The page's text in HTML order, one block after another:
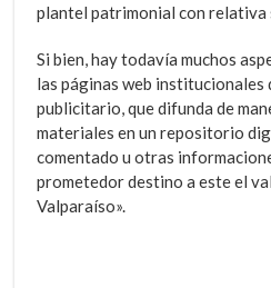
plantel patrimonial con
Si bien, hay todavía muchos
las páginas web institucionales
publicitario, que difunda de
materiales en un repositorio
comentado u otras
prometedor destino a este el
Valparaíso».